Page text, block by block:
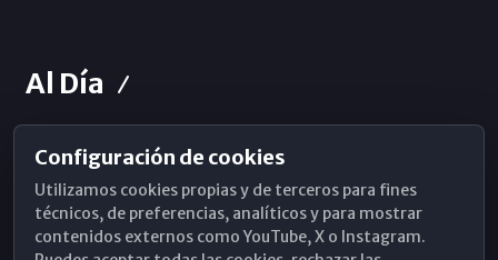
Al Día
Horarios de Misa
Hemeroteca
WhatsApp
Configuración de cookies
Utilizamos cookies propias y de terceros para fines
técnicos, de preferencias, analíticos y para mostrar
contenidos externos como YouTube, X o Instagram.